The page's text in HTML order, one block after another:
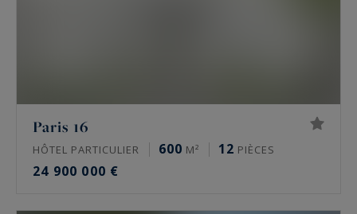
Paris 16
HÔTEL PARTICULIER 600 M² 12 PIÈCES
24 900 000 €